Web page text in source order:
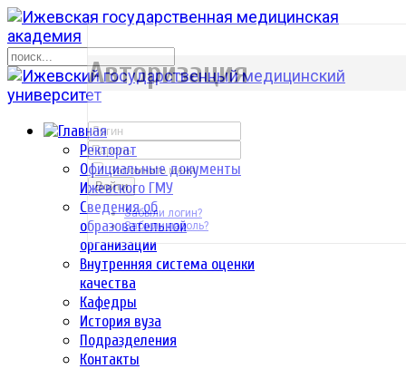
Ректорат
Официальные документы
Ижевского ГМУ
Сведения об
образовательной
организации
Внутренняя система оценки
качества
Кафедры
История вуза
Подразделения
Контакты
р
Авторизация
Запомнить меня
Войти
Забыли логин?
Забыли пароль?